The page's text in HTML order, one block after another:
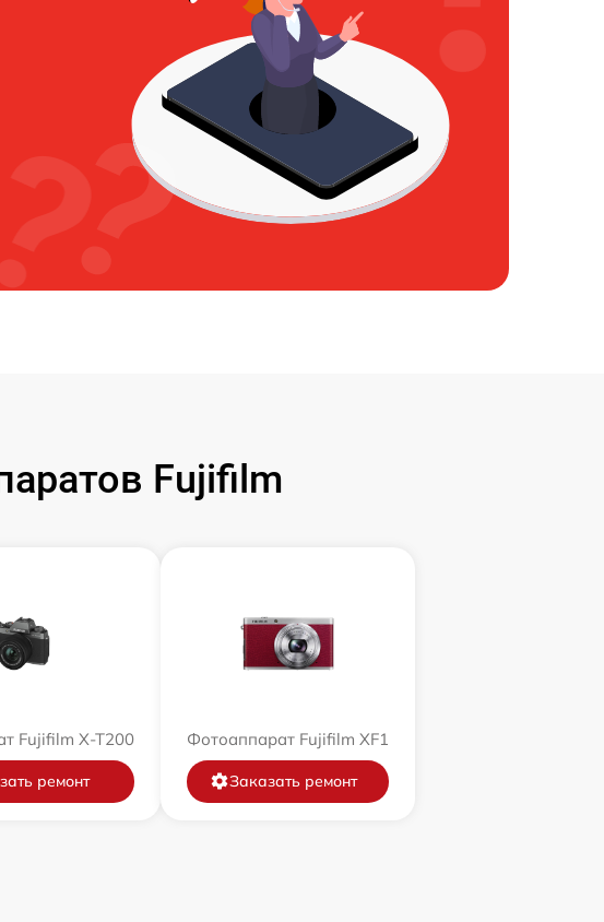
Fujifilm
Fujifilm X-T200
ремонт
Фотоаппарат Fujifilm XF1
Заказать ремонт